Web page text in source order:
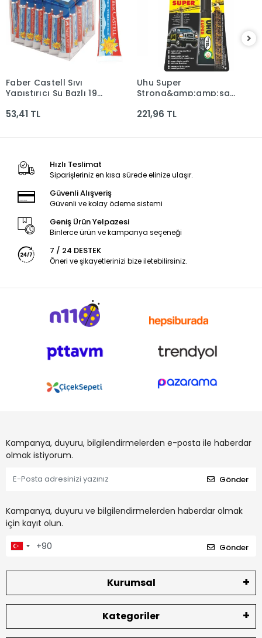
Sepete Ekle
Faber Castell Sıvı
Yapıştırıcı Su Bazlı 19
53,41 TL
Sepete Ekle
Uhu Super
Strong&amp;amp;safe
Uhu39370 51004120
221,96 TL
Hızlı Teslimat
Siparişleriniz en kısa sürede elinize ulaşır.
Güvenli Alışveriş
Güvenli ve kolay ödeme sistemi
Geniş Ürün Yelpazesi
Binlerce ürün ve kampanya seçeneği
7 / 24 DESTEK
Öneri ve şikayetlerinizi bize iletebilirsiniz.
Kampanya, duyuru, bilgilendirmelerden e-posta ile haberdar
olmak istiyorum.
Gönder
Kampanya, duyuru ve bilgilendirmelerden haberdar olmak
için kayıt olun.
Gönder
Kurumsal
Kategoriler